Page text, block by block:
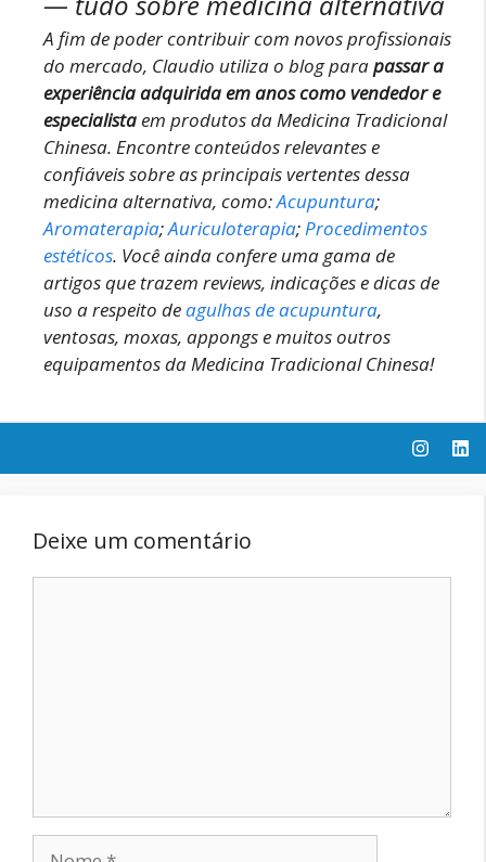
A fim de poder contribuir com novos profissionais
do mercado, Claudio utiliza o blog parapassar a
experiência adquirida em anos como vendedor e
especialistaem produtos da Medicina Tradicional
Chinesa. Encontre conteúdos relevantes e
confiáveis sobre as principais vertentes dessa
medicina alternativa, como:Acupuntura;
Aromaterapia;Auriculoterapia;Procedimentos
estéticos. Você ainda confere uma gama de
artigos que trazem reviews, indicações e dicas de
uso a respeito deagulhas de acupuntura,
ventosas, moxas, appongs e muitos outros
equipamentos da Medicina Tradicional Chinesa!
Deixe um comentário